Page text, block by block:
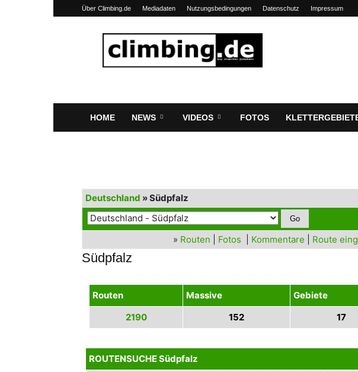
Über Climbing.de Mediadaten Nutzungsbedingungen Datenschutz Impressum
Climbing.de
HOME NEWS VIDEOS FOTOS
Deutschland » Südpfalz
» Routen Fotos Kommentare Route
Südpfalz
Routen Massive Gebiete
2190
152 17
ROUTENSUCHE Südpfalz